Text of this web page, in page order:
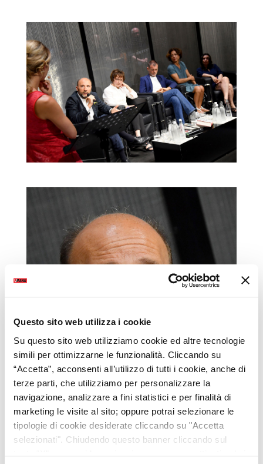
Questo sito web utilizza i cookie
Su questo sito web utilizziamo cookie ed altre tecnologie
simili per ottimizzarne le funzionalità. Cliccando su
“Accetta”, acconsenti all’utilizzo di tutti i cookie, anche di
terze parti, che utilizziamo per personalizzare la
navigazione, analizzare a fini statistici e per finalità di
marketing le visite al sito; oppure potrai selezionare le
tipologie di cookie desiderate cliccando su "Accetta
selezionati". Chiudendo questo banner cliccando sul
tasto “X” prosegui la navigazione e saranno attivati solo i